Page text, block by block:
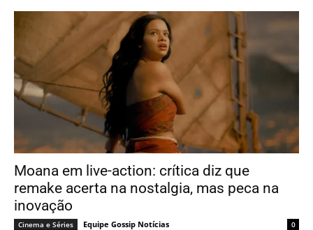
Moana em live-action: crítica diz que
remake acerta na nostalgia, mas peca na
inovação
Cinema e Séries Equipe Gossip Notícias 0